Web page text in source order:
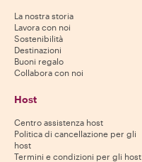
La nostra storia
Lavora con noi
Sostenibilità
Destinazioni
Buoni regalo
Collabora con noi
Host
Centro assistenza host
Politica di cancellazione per gli
host
Termini e condizioni per gli host